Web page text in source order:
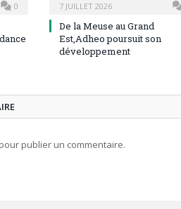
0 7 JUILLET 2026
De la Meuse au Grand
Est,Adheo poursuit son
développement
pour publier un commentaire.